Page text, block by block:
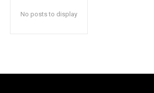
No posts to display